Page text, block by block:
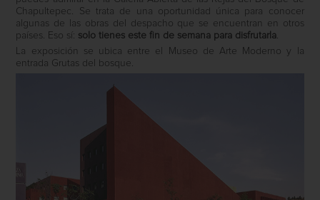
Chapultepec. Se trata de una oportunidad única para conocer
algunas de las obras del despacho que se encuentran en otros
países. Eso sí: solo tienes este fin de semana para disfrutarla.
La exposición se ubica entre el Museo de Arte Moderno y la
entrada Grutas del bosque.